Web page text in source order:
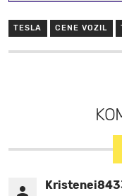
TESLA CENE VOZIL